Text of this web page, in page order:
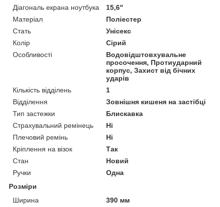
Діагональ екрана ноутбука
15,6"
Матеріал
Поліестер
Стать
Унісекс
Колір
Сірий
Особливості
Водовідштовхувальне
просочення, Протиударний
корпус, Захист від бічних
ударів
Кількість відділень
1
Відділення
Зовнішня кишеня на застібці
Тип застежки
Блискавка
Страхувальний ремінець
Ні
Плечовий ремінь
Ні
Кріплення на візок
Так
Стан
Новий
Ручки
Одна
Розміри
Ширина
390 мм